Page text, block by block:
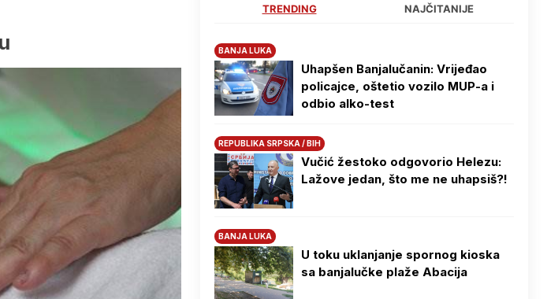
TRENDING NAJČITANIJE
BANJA LUKA
Uhapšen Banjalučanin: Vrijeđao
policajce, oštetio vozilo MUP-a i
odbio alko-test
REPUBLIKA SRPSKA / BIH
Vučić žestoko odgovorio Helezu:
Lažove jedan, što me ne uhapsiš?!
BANJA LUKA
U toku uklanjanje spornog kioska
sa banjalučke plaže Abacija